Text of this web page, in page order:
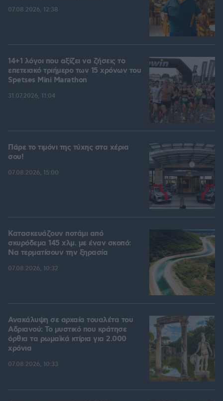
07.08.2026, 12:38
14+1 λόγοι που αξίζει να ζήσεις το
επετειακό τριήμερο των 15 χρόνων του
Spetses Mini Marathon
31.07.2026, 11:04
Πάρε το τιμόνι της τύχης στα χέρια
σου!
07.08.2026, 15:00
Κατασκευάζουν ποτάμι από
σκυρόδεμα 145 χλμ. με έναν σκοπό:
Να τερματίσουν την ξηρασία
07.08.2026, 10:32
Ανακάλυψη σε αρχαία τουαλέτα του
Αδριανού: Το μυστικό που κράτησε
όρθια τα ρωμαϊκά κτίρια για 2.000
χρόνια
07.08.2026, 10:33